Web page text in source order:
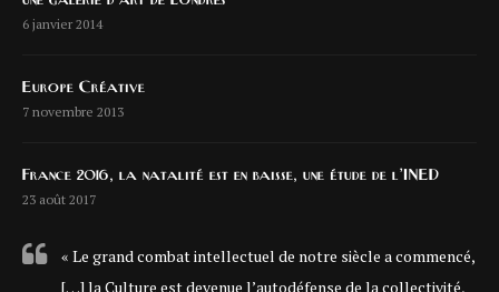
6 janvier 2014
Europe Créative
7 novembre 2013
France 2016, la natalité est en baisse, une étude de l’INED
23 août 2017
« Le grand combat intellectuel de notre siècle a commencé,
[…] la Culture est devenue l’autodéfense de la collectivité,